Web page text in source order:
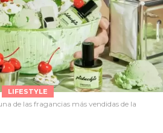
LIFESTYLE
de las fragancias más vendidas de la